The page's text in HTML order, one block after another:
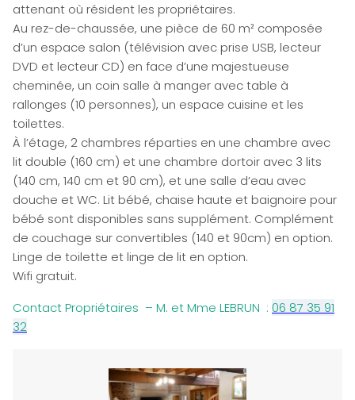
attenant où résident les propriétaires.
Au rez-de-chaussée, une pièce de 60 m² composée
d’un espace salon (télévision avec prise USB, lecteur
DVD et lecteur CD) en face d’une majestueuse
cheminée, un coin salle à manger avec table à
rallonges (10 personnes), un espace cuisine et les
toilettes.
À l’étage, 2 chambres réparties en une chambre avec
lit double (160 cm) et une chambre dortoir avec 3 lits
(140 cm, 140 cm et 90 cm), et une salle d’eau avec
douche et WC. Lit bébé, chaise haute et baignoire pour
bébé sont disponibles sans supplément. Complément
de couchage sur convertibles (140 et 90cm) en option.
Linge de toilette et linge de lit en option.
Wifi gratuit.
Contact Propriétaires – M. et Mme LEBRUN : 06 87 35 91
32